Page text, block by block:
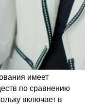
имеет
по сравнению
включает в